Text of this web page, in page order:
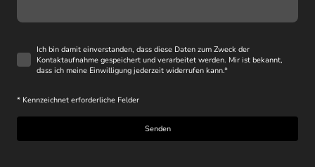
Ich bin damit einverstanden, dass diese Daten zum Zweck der
Kontaktaufnahme gespeichert und verarbeitet werden. Mir ist bekannt,
dass ich meine Einwilligung jederzeit widerrufen kann.*
* Kennzeichnet erforderliche Felder
Senden